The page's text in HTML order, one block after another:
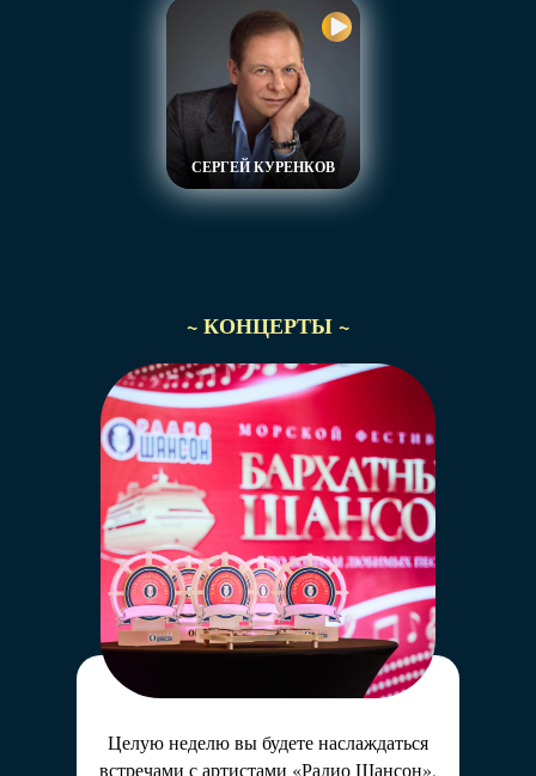
СЕРГЕЙ КУРЕНКОВ
~ КОНЦЕРТЫ ~
Целую неделю вы будете наслаждаться
встречами с артистами «Радио Шансон»,
Легендарное утреннее 2Д-шоу
переместится из студии на солнечное
побережье.
Артём Дёмин и Марина Дымова подарят
хорошее настроение на весь день!
Вы сможете пообщаться
с ведущими «Радио Шансон»,
а в «Звёздном завтраке» лично
задать вопросы любимым артистам.